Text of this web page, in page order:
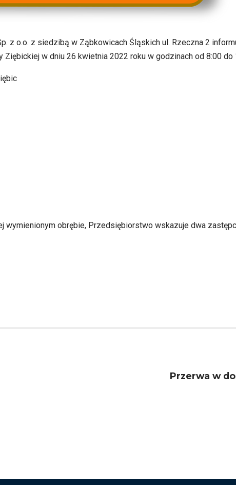
z o.o. z siedzibą w Ząbkowicach Śląskich ul. Rzeczna 2
w dniu 26 kwietnia 2022 roku w godzinach od 8:00
wymienionym obrębie, Przedsiębiorstwo wskazuje dwa
Przerwa w